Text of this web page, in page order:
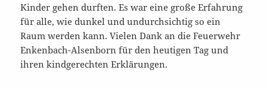
Kinder gehen durften. Es war eine große Erfahrung
für alle, wie dunkel und undurchsichtig so ein
Raum werden kann. Vielen Dank an die Feuerwehr
Enkenbach-Alsenborn für den heutigen Tag und
ihren kindgerechten Erklärungen.